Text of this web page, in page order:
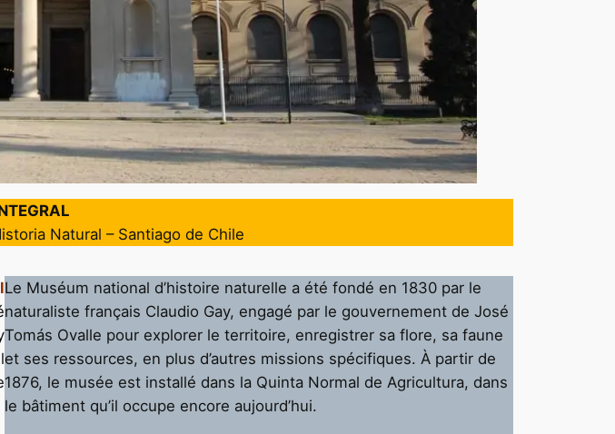
Natural – Santiago de Chile
Le Muséum national d’histoire naturelle a été fondé en 1830 par le
naturaliste français Claudio Gay, engagé par le gouvernement de José
Tomás Ovalle pour explorer le territoire, enregistrer sa flore, sa faune
et ses ressources, en plus d’autres missions spécifiques. À partir de
1876, le musée est installé dans la Quinta Normal de Agricultura, dans
le bâtiment qu’il occupe encore aujourd’hui.